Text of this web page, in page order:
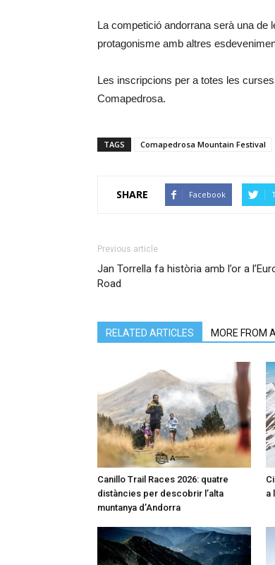
La competició andorrana serà una
protagonisme amb altres
Les inscripcions per a totes les
Comapedrosa.
TAGS Comapedrosa Mountain Festival
SHARE Facebook
Previous article
Jan Torrella fa història amb l’or a
Road
RELATED ARTICLES MORE FROM
Canillo Trail Races 2026: quatre
distàncies per descobrir l’alta
muntanya d’Andorra
a